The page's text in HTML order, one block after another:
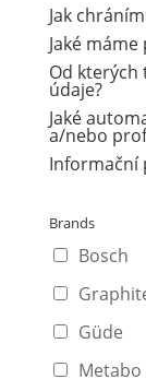
Jak
Jaké
Od kterých
údaje?
Jaké
a/nebo
Informační
Brands
Bosch
Güde
Metabo